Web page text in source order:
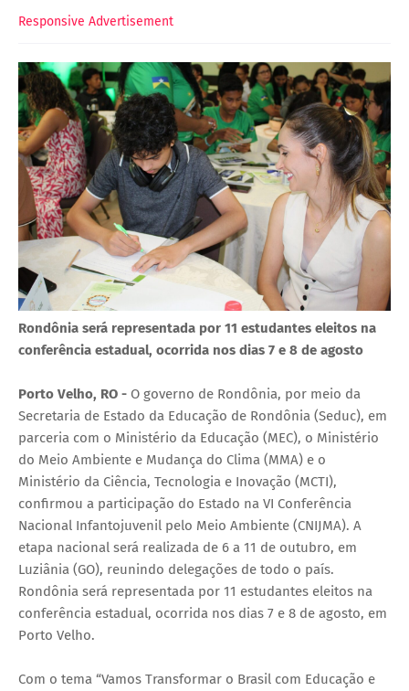
Responsive Advertisement
Rondônia será representada por 11 estudantes eleitos na
conferência estadual, ocorrida nos dias 7 e 8 de agosto
Porto Velho, RO - O governo de Rondônia, por meio da
Secretaria de Estado da Educação de Rondônia (Seduc), em
parceria com o Ministério da Educação (MEC), o Ministério
do Meio Ambiente e Mudança do Clima (MMA) e o
Ministério da Ciência, Tecnologia e Inovação (MCTI),
confirmou a participação do Estado na VI Conferência
Nacional Infantojuvenil pelo Meio Ambiente (CNIJMA). A
etapa nacional será realizada de 6 a 11 de outubro, em
Luziânia (GO), reunindo delegações de todo o país.
Rondônia será representada por 11 estudantes eleitos na
conferência estadual, ocorrida nos dias 7 e 8 de agosto, em
Porto Velho.
Com o tema “Vamos Transformar o Brasil com Educação e